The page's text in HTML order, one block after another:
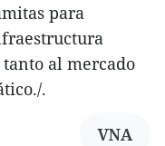
para
al mercado
.​
VNA